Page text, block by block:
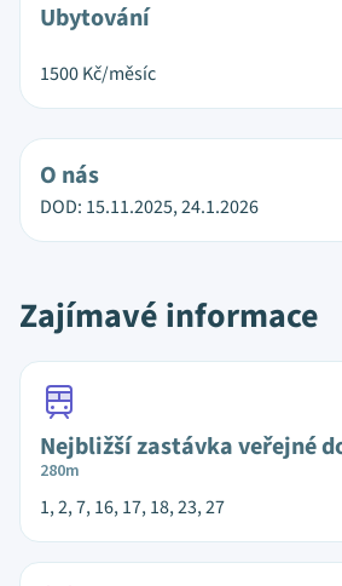
Ubytování
1500Kč/měsíc
O nás
DOD: 15.11.2025, 24.1.2026
Zajímavé informace
Nejbližší zastávka veřejné
280m
1, 2, 7, 16, 17, 18, 23, 27